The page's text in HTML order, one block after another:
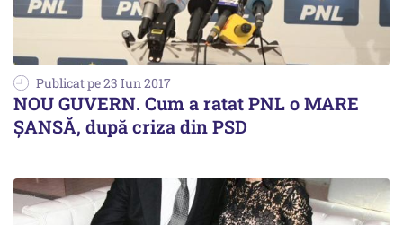
Publicat pe 23 Iun 2017
NOU GUVERN. Cum a ratat PNL o MARE
ȘANSĂ, după criza din PSD